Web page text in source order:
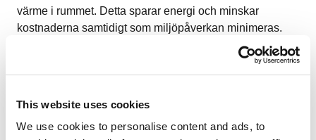
This website uses cookies
We use cookies to personalise content and ads, to
värme i rummet. Detta sparar energi och minskar
kostnaderna samtidigt som miljöpåverkan minimeras.
SIRIUS-kaminerna har en hög energieffektivitet (klass
A+) och en verkningsgrad på upp till 82% vilket ger en
miljövänlig förbränning.
Anslutning till skorstenen